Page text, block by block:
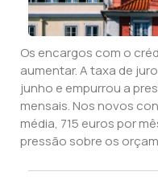
Os encargos com o
aumentar. A taxa de
junho e empurrou a
mensais. Nos novos
média, 715 euros por
pressão sobre os